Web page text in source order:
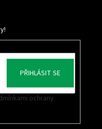
ochrany
PŘIHLÁSIT SE